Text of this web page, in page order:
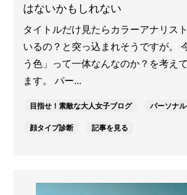
はないかもしれない
タイトルだけ見たらカラーアナリス
いるの？と突っ込まれそうですが。
う色」って一体なんなのか？を考え
ます。 パー...
目指せ！素敵な大人女子ブログ パーソナ
顔タイプ診断 記事を見る